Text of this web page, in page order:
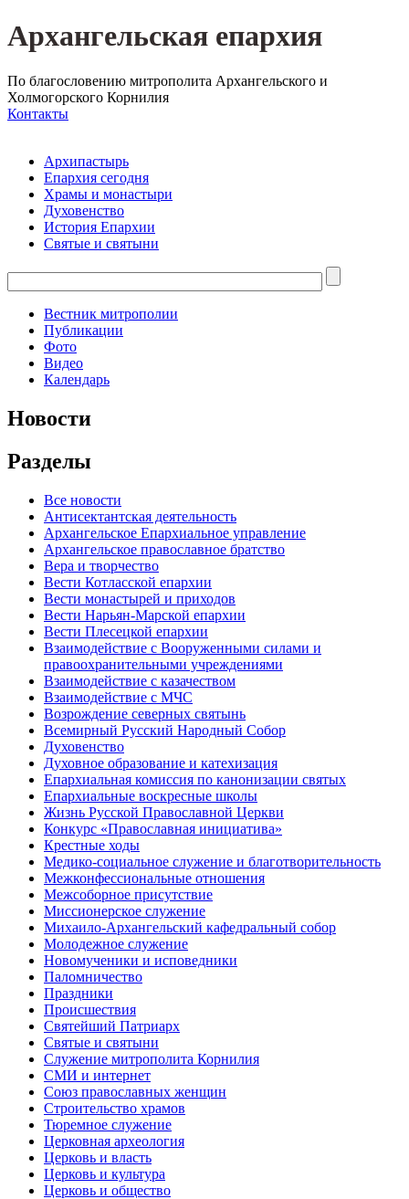
Архангельская епархия
По благословению митрополита Архангельского и
Холмогорского Корнилия
Контакты
Архипастырь
Епархия сегодня
Храмы и монастыри
Духовенство
История Епархии
Святые и святыни
Вестник митрополии
Публикации
Фото
Видео
Календарь
Новости
Разделы
Все новости
Антисектантская деятельность
Архангельское Епархиальное управление
Архангельское православное братство
Вера и творчество
Вести Котласской епархии
Вести монастырей и приходов
Вести Нарьян-Марской епархии
Вести Плесецкой епархии
Взаимодействие с Вооруженными силами и
правоохранительными учреждениями
Взаимодействие с казачеством
Взаимодействие с МЧС
Возрождение северных святынь
Всемирный Русский Народный Собор
Духовенство
Духовное образование и катехизация
Епархиальная комиссия по канонизации святых
Епархиальные воскресные школы
Жизнь Русской Православной Церкви
Конкурс «Православная инициатива»
Крестные ходы
Медико-социальное служение и благотворительность
Межконфессиональные отношения
Межсоборное присутствие
Миссионерское служение
Михаило-Архангельский кафедральный собор
Молодежное служение
Новомученики и исповедники
Паломничество
Праздники
Происшествия
Святейший Патриарх
Святые и святыни
Служение митрополита Корнилия
СМИ и интернет
Союз православных женщин
Строительство храмов
Тюремное служение
Церковная археология
Церковь и власть
Церковь и культура
Церковь и общество